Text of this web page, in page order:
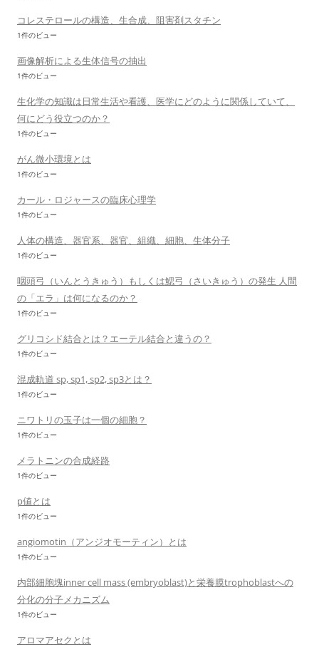
コレステロールの構造、生合成、阻害剤スタチン
1件のビュー
画像解析による生体信号の抽出
1件のビュー
生化学の知識は日常生活や看護、医学にどのように関係していて、
何にどう役立つのか？
1件のビュー
がん微小環境とは
1件のビュー
カール・ロジャースの臨床心理学
1件のビュー
人体の構造、器官系、器官、組織、細胞、生体分子
1件のビュー
咽頭弓（いんとうきゅう）もしくは鰓弓（さいきゅう）の発生 人間
の「エラ」は何になるのか？
1件のビュー
グリコシド結合とは？エーテル結合と違うの？
1件のビュー
混成軌道 sp, sp1, sp2, sp3とは？
1件のビュー
ニワトリの玉子は一個の細胞？
1件のビュー
メラトニンの合成経路
1件のビュー
p値とは
1件のビュー
angiomotin（アンジオモーティン）とは
1件のビュー
内部細胞塊inner cell mass (embryoblast)と栄養膜trophoblastへの
分化の分子メカニズム
1件のビュー
アロマアセクとは